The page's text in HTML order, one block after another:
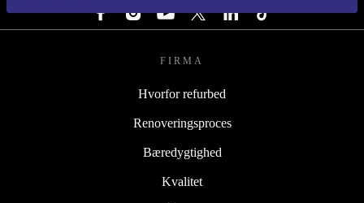
FIRMA
Hvorfor refurbed
Renoveringsproces
Bæredygtighed
Kvalitet